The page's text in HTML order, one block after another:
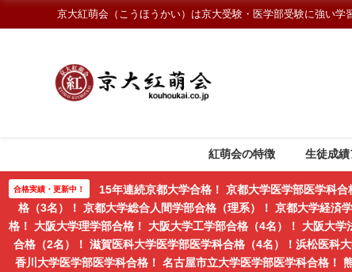
京大紅萌会（こうほうかい）は京大受験・医学部受験に強い学
紅萌会の特徴 生徒成績
合格実績・更新中！
15年連続京都大学合格！ 京都大学医学部医学科
格（3名）！ 京都大学総合人間学部合格（理系）！ 京都大学経済
格！ 大阪大学理学部合格！ 大阪大学工学部合格（4名）！ 大阪大
合格（2名）！ 滋賀医科大学医学部医学科合格（4名）！浜松医科
香川大学医学部医学科合格！ 名古屋市立大学医学部医学科合格！